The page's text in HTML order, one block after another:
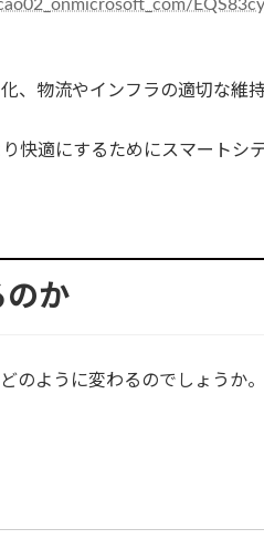
、物流やインフラの適切な維
快適にするためにスマートシ
のか
のように変わるのでしょうか